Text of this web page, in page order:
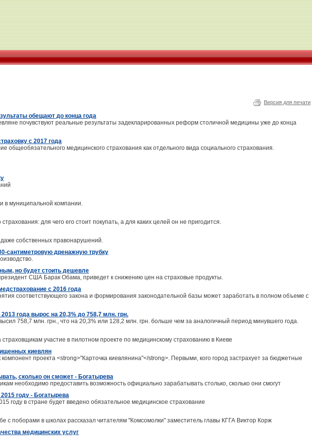
Версия для печати
обещают до конца года
почувствуют реальные результаты задекларированных реформ столичной медицины уже до конца
с 2017 года
медицинского страхования как отдельного вида социального страхования.
в муниципальной компании.
для чего его стоит покупать, а для каких целей он не пригодится.
даже собственных правонарушений.
сантиметровую дренажную трубку
но будет стоить дешевле
США Барак Обама, приведет к снижению цен на страховые продукты.
с 2016 года
соответствующего закона и формирования законодательной базы может заработать в полном объеме с
года вырос на 20,3% до 758,7 млн. грн.
758,7 млн. грн., что на 20,3% или 128,2 млн. грн. больше чем за аналогичный период минувшего года.
участие в пилотном проекте по медицинскому страхованию в Киеве
киевлян
проекта <strong>"Карточка киевлянина"</strong>. Первыми, кого город застрахует за бюджетные
сколько он сможет - Богатырева
необходимо предоставить возможность официально зарабатывать столько, сколько они смогут
году - Богатырева
году в стране будет введено обязательное медицинское страхование
поборами в школах рассказал читателям "Комсомолки" заместитель главы КГГА Виктор Корж
медицинских услуг